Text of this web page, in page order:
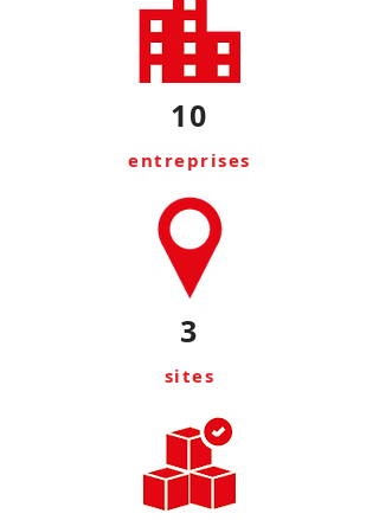
10
entreprises
3
sites